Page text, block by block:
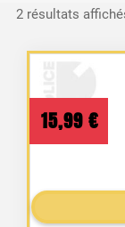
2 résultats
15,99 €